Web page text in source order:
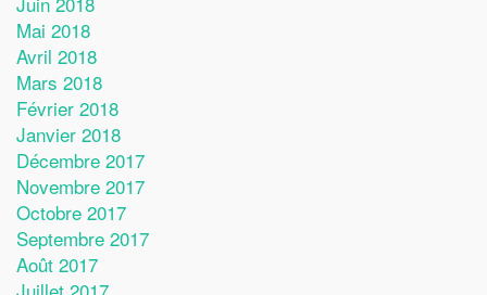
Mai 2018
Avril 2018
Mars 2018
Février 2018
Janvier 2018
Décembre 2017
Novembre 2017
Octobre 2017
Septembre 2017
Août 2017